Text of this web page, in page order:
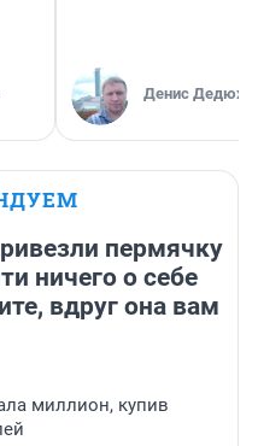
Денис
пермячку
ничего о себе
вдруг она вам
миллион, купив